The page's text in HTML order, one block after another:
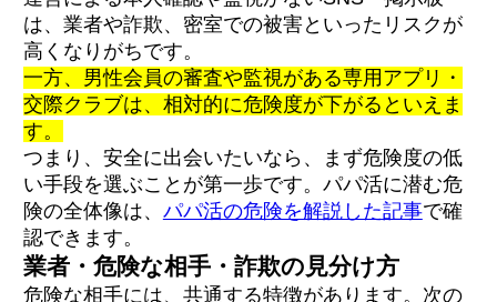
は、業者や詐欺、密室での被害といったリスクが
高くなりがちです。
一方、男性会員の審査や監視がある専用アプリ・
交際クラブは、相対的に危険度が下がるといえま
す。
つまり、安全に出会いたいなら、まず危険度の低
い手段を選ぶことが第一歩です。パパ活に潜む危
険の全体像は、 パパ活の危険を解説した記事で確
認できます。
業者・危険な相手・詐欺の見分け方
危険な相手には、共通する特徴があります。次の